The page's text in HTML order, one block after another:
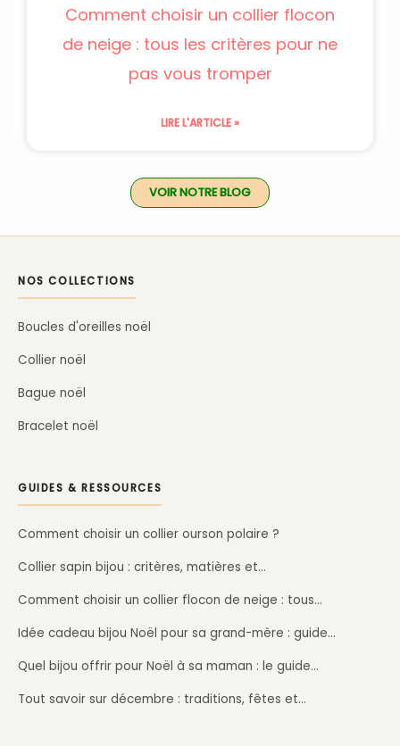
Comment choisir un collier flocon
de neige : tous les critères pour ne
pas vous tromper
LIRE L'ARTICLE »
VOIR NOTRE BLOG
NOS COLLECTIONS
Boucles d'oreilles noël
Collier noël
Bague noël
Bracelet noël
GUIDES & RESSOURCES
Comment choisir un collier ourson polaire ?
Collier sapin bijou : critères, matières et…
Comment choisir un collier flocon de neige : tous…
Idée cadeau bijou Noël pour sa grand-mère : guide…
Quel bijou offrir pour Noël à sa maman : le guide…
Tout savoir sur décembre : traditions, fêtes et…